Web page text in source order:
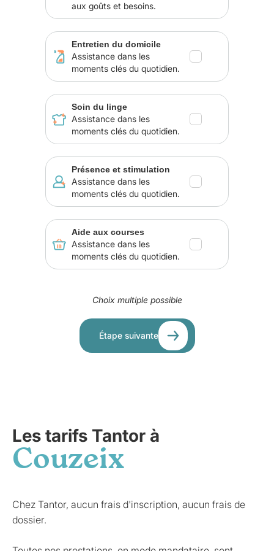
aux goûts et besoins.
Entretien du domicile
Assistance dans les
moments clés du quotidien.
Soin du linge
Assistance dans les
moments clés du quotidien.
Présence et stimulation
Assistance dans les
moments clés du quotidien.
Aide aux courses
Assistance dans les
moments clés du quotidien.
Choix multiple possible
Étape suivante
Les tarifs Tantor à
Couzeix
Chez Tantor, aucun frais d'inscription, aucun frais de
dossier.